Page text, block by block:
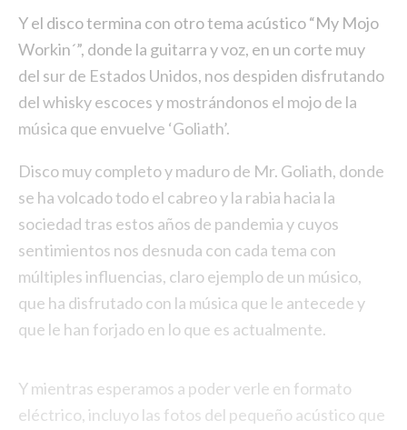
Y el disco termina con otro tema acústico “My Mojo
Workin´”, donde la guitarra y voz, en un corte muy
del sur de Estados Unidos, nos despiden disfrutando
del whisky escoces y mostrándonos el mojo de la
música que envuelve ‘Goliath’.
Disco muy completo y maduro de Mr. Goliath, donde
se ha volcado todo el cabreo y la rabia hacia la
sociedad tras estos años de pandemia y cuyos
sentimientos nos desnuda con cada tema con
múltiples influencias, claro ejemplo de un músico,
que ha disfrutado con la música que le antecede y
que le han forjado en lo que es actualmente.
Y mientras esperamos a poder verle en formato
eléctrico, incluyo las fotos del pequeño acústico que